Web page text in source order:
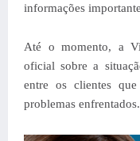
informações
Até o momento, a
oficial sobre a
entre os clientes
problemas enfrentados.